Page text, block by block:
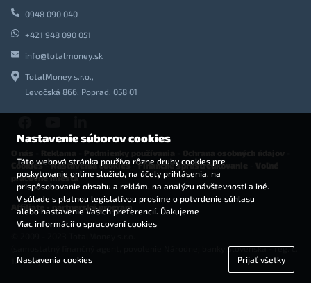
0948 090 040
+421 948 090 051
info@totalmoney.sk
TotalMoney s.r.o.,
Levočská 866, Poprad, 058 01
Cookies-Nastavenia cookies -Finančné sprostredkovanie
pracovné miesta
Affiliate - partnerský program
(samostatný finančný agent, povolenie Národnej banky Slovenska - reg. č.
127292)
Nastavenie súborov cookies
Táto webová stránka používa rôzne druhy cookies pre
poskytovanie online služieb, na účely prihlásenia, na
prispôsobovanie obsahu a reklám, na analýzu návštevnosti a iné.
V súlade s platnou legislatívou prosíme o potvrdenie súhlasu
alebo nastavenie Vašich preferencií. Ďakujeme
Viac informácií o spracovaní cookies
Nastavenia cookies Prijať všetky